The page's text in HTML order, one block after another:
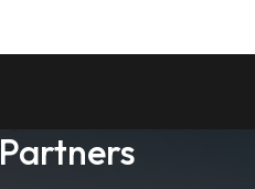
Partners